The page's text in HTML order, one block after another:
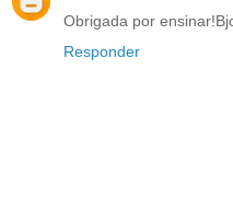
Obrigada por
Responder